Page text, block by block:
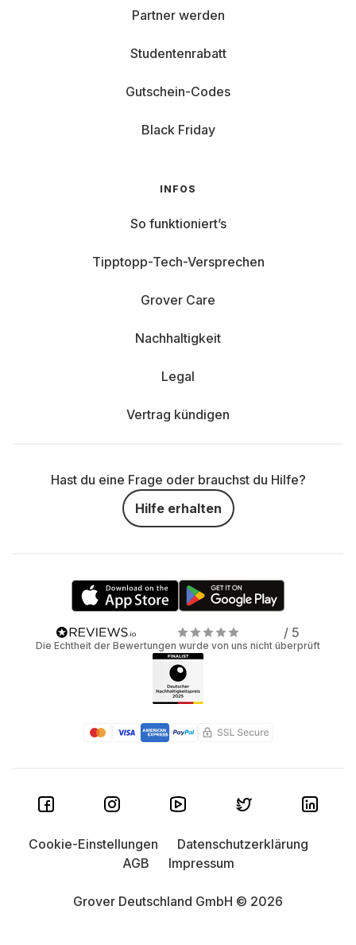
Partner werden
Studentenrabatt
Gutschein-Codes
Black Friday
INFOS
So funktioniert’s
Tipptopp-Tech-Versprechen
Grover Care
Nachhaltigkeit
Legal
Vertrag kündigen
Hast du eine Frage oder brauchst du Hilfe?
Hilfe erhalten
/ 5
Die Echtheit der Bewertungen wurde von uns nicht überprüft
Grover Deutschland GmbH © 2026
Cookie-Einstellungen
Datenschutzerklärung
AGB
Impressum